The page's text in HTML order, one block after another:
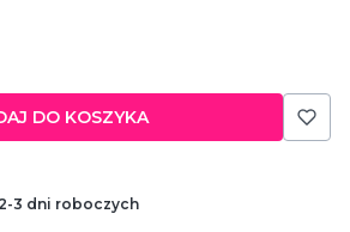
DO KOSZYKA
3 dni roboczych